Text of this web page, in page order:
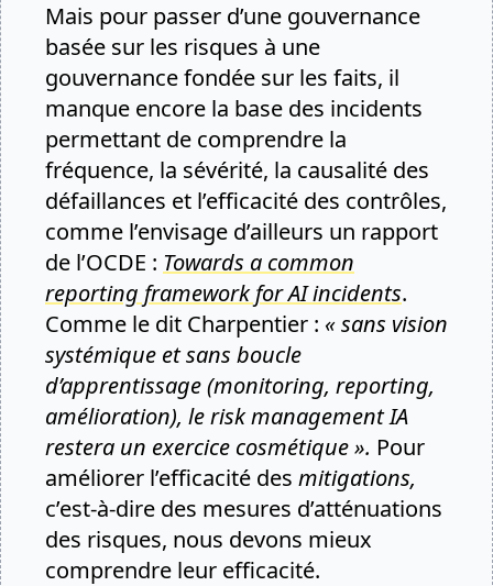
Mais pour passer d’une gouvernance
basée sur les risques à une
gouvernance fondée sur les faits, il
manque encore la base des incidents
permettant de comprendre la
fréquence, la sévérité, la causalité des
défaillances et l’efficacité des contrôles,
comme l’envisage d’ailleurs un rapport
de l’OCDE : Towards a common
reporting framework for AI incidents.
Comme le dit Charpentier : « sans vision
systémique et sans boucle
d’apprentissage (monitoring, reporting,
amélioration), le risk management IA
restera un exercice cosmétique ». Pour
améliorer l’efficacité des mitigations,
c’est-à-dire des mesures d’atténuations
des risques, nous devons mieux
comprendre leur efficacité.